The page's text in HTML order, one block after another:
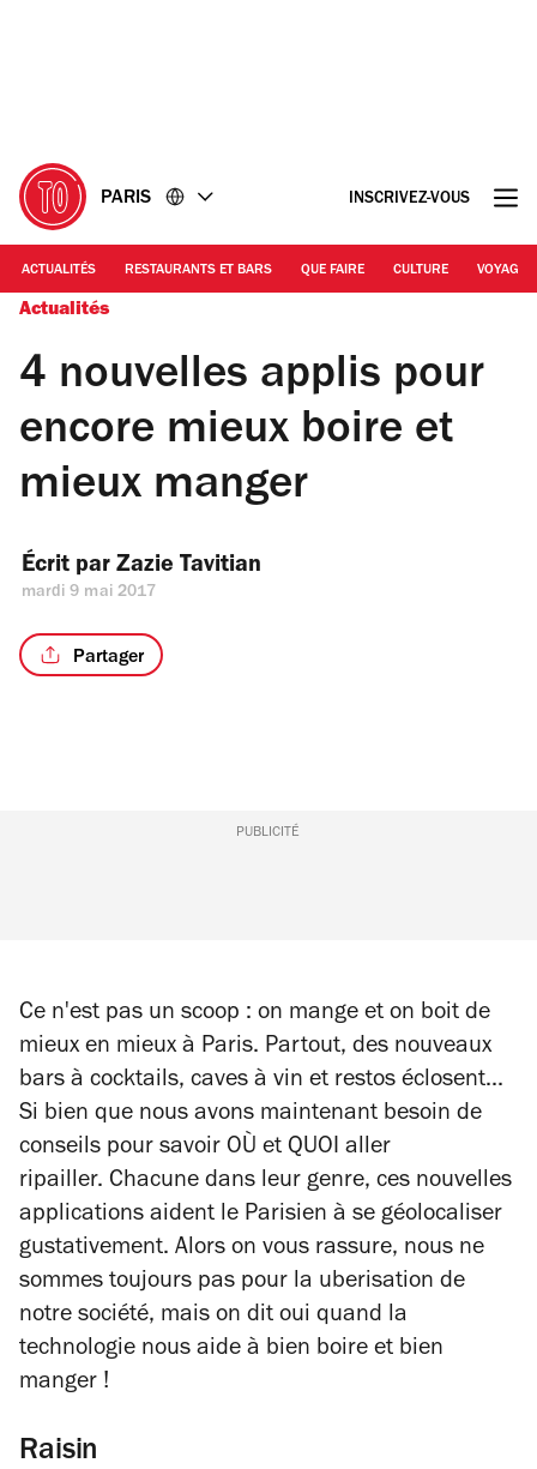
PARIS INSCRIVEZ-VOUS
ACTUALITÉS RESTAURANTS ET BARS QUE FAIRE CULTURE VOYAGE
Actualités
4 nouvelles applis pour
encore mieux boire et
mieux manger
Écrit par Zazie Tavitian
mardi 9 mai 2017
Partager
PUBLICITÉ
Ce n'est pas un scoop : on mange et on boit de
mieux en mieux à Paris. Partout, des nouveaux
bars à cocktails, caves à vin et restos éclosent...
Si bien que nous avons maintenant besoin de
conseils pour savoir OÙ et QUOI aller
ripailler. Chacune dans leur genre, ces nouvelles
applications aident le Parisien à se géolocaliser
gustativement. Alors on vous rassure, nous ne
sommes toujours pas pour la uberisation de
notre société, mais on dit oui quand la
technologie nous aide à bien boire et bien
manger !
Raisin